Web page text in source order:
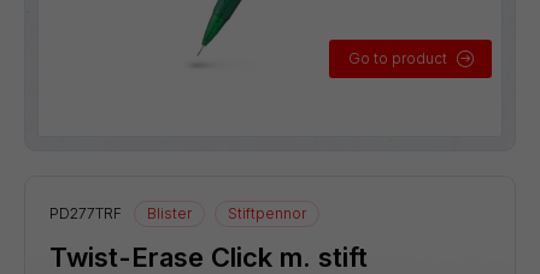
Go to product
PD277TRF Blister Stiftpennor
Twist-Erase Click m. stift